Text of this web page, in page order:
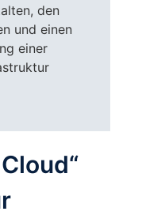
den
und einen
einer